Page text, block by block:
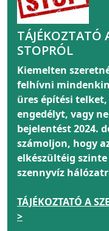
TÁJÉKOZTATÓ
STOPRÓL
Kiemelten
felhívni
üres építési
engedélyt, vagy
bejelentést 2024.
számoljon, hogy
elkészültéig
szennyvíz
TÁJÉKOZTATÓ A
>